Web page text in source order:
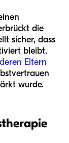
die
sicher, dass
bleibt.
Eltern
wurde.